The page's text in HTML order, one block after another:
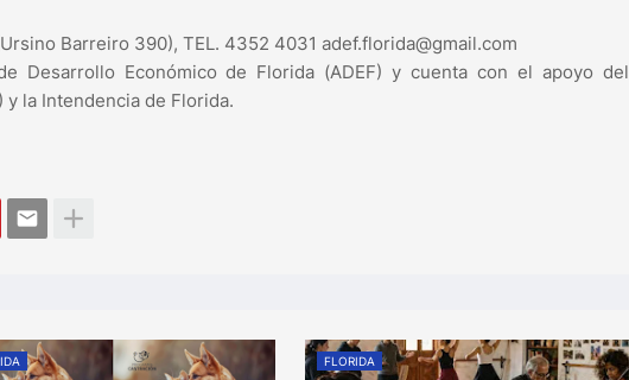
Barreiro 390), TEL. 4352 4031 adef.florida@gmail.com
Desarrollo Económico de Florida (ADEF) y cuenta con el apoyo del
la Intendencia de Florida.
FLORIDA